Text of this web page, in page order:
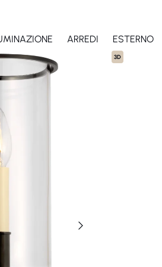
ARREDI ESTERNO
3D